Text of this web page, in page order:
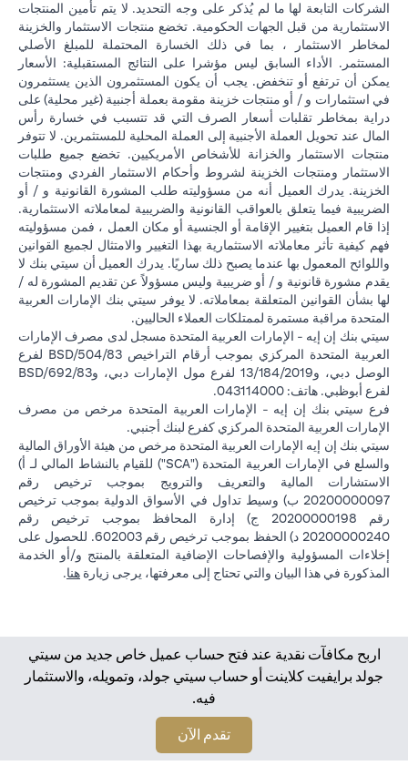
الشركات التابعة لها ما لم يُذكر على وجه التحديد. لا يتم تأمين المنتجات
الاستثمارية من قبل الجهات الحكومية. تخضع منتجات الاستثمار والخزينة
لمخاطر الاستثمار ، بما في ذلك الخسارة المحتملة للمبلغ الأصلي
المستثمر. الأداء السابق ليس مؤشرا على النتائج المستقبلية: الأسعار
يمكن أن ترتفع أو تنخفض. يجب أن يكون المستثمرون الذين يستثمرون
في استثمارات و / أو منتجات خزينة مقومة بعملة أجنبية (غير محلية) على
دراية بمخاطر تقلبات أسعار الصرف التي قد تتسبب في خسارة رأس
المال عند تحويل العملة الأجنبية إلى العملة المحلية للمستثمرين. لا تتوفر
منتجات الاستثمار والخزانة للأشخاص الأمريكيين. تخضع جميع طلبات
الاستثمار ومنتجات الخزينة لشروط وأحكام الاستثمار الفردي ومنتجات
الخزينة. يدرك العميل أنه من مسؤوليته طلب المشورة القانونية و / أو
الضريبية فيما يتعلق بالعواقب القانونية والضريبية لمعاملاته الاستثمارية.
إذا قام العميل بتغيير الإقامة أو الجنسية أو مكان العمل ، فمن مسؤوليته
فهم كيفية تأثر معاملاته الاستثمارية بهذا التغيير والامتثال لجميع القوانين
واللوائح المعمول بها عندما يصبح ذلك ساريًا. يدرك العميل أن سيتي بنك لا
يقدم مشورة قانونية و / أو ضريبية وليس مسؤولاً عن تقديم المشورة له /
لها بشأن القوانين المتعلقة بمعاملاته. لا يوفر سيتي بنك الإمارات العربية
المتحدة مراقبة مستمرة لممتلكات العملاء الحاليين.
سيتي بنك إن إيه - الإمارات العربية المتحدة مسجل لدى مصرف الإمارات
العربية المتحدة المركزي بموجب أرقام التراخيص BSD/504/83 لفرع
الوصل دبي، و13/184/2019 لفرع مول الإمارات دبي، وBSD/692/83
لفرع أبوظبي. هاتف: 043114000.
فرع سيتي بنك إن إيه - الإمارات العربية المتحدة مرخص من مصرف
الإمارات العربية المتحدة المركزي كفرع لبنك أجنبي.
سيتي بنك إن إيه الإمارات العربية المتحدة مرخص من هيئة الأوراق المالية
والسلع في الإمارات العربية المتحدة ("SCA") للقيام بالنشاط المالي لـ أ)
الاستشارات المالية والتعريف والترويج بموجب ترخيص رقم
20200000097 ب) وسيط تداول في الأسواق الدولية بموجب ترخيص
رقم 20200000198 ج) إدارة المحافظ بموجب ترخيص رقم
20200000240 د) الحفظ بموجب ترخيص رقم 602003. للحصول على
إخلاءات المسؤولية والإفصاحات الإضافية المتعلقة بالمنتج و/أو الخدمة
المذكورة في هذا البيان والتي تحتاج إلى معرفتها، يرجى زيارة هنا.
اربح مكافآت نقدية عند فتح حساب عميل خاص جديد من سيتي
جولد برايفيت كلاينت أو حساب سيتي جولد، وتمويله، والاستثمار
فيه.
تقدم الآن